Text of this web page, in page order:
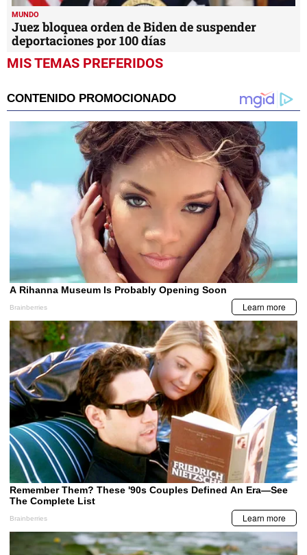
MUNDO
Juez bloquea orden de Biden de suspender
deportaciones por 100 días
MIS TEMAS PREFERIDOS